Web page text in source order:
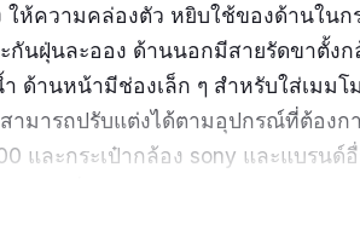
ห้ความคล่องตัว หยิบใช้ของด้านในก
กันฝุ่นละออง ด้านนอกมีสายรัดขาตั้ง
ด้านหน้ามีช่องเล็ก ๆ สำหรับใส่เมมโ
มารถปรับแต่งได้ตามอุปกรณ์ที่ต้องก
และกระเป๋ากล้อง sony และแบรนด์